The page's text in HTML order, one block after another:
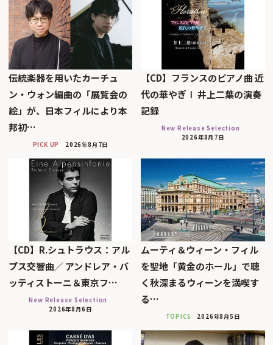
伝統楽器を用いたカーチュ
ン・ウォン編曲の「展覧会の
絵」が、日本フィルにより本
邦初…
PICK UP 2026年8月7日
【CD】フランスのピアノ曲 近
代の華やぎⅠ 井上二葉の演奏
記録
New Release Selection
2026年8月7日
【CD】R.シュトラウス：アル
プス交響曲／ アンドレア・バ
ッティストーニ＆東京フ…
New Release Selection
2026年8月6日
ムーティ＆ウィーン・フィル
を聖地「黄金のホール」で聴
く秋深まるウィーンを満喫す
る…
TOPICS 2026年8月5日